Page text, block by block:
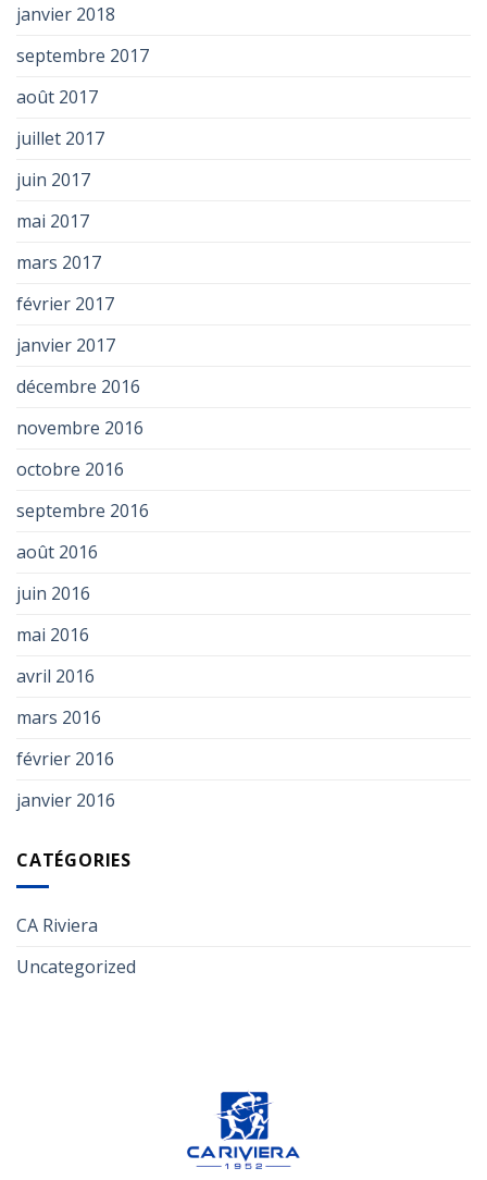
janvier 2018
septembre 2017
août 2017
juillet 2017
juin 2017
mai 2017
mars 2017
février 2017
janvier 2017
décembre 2016
novembre 2016
octobre 2016
septembre 2016
août 2016
juin 2016
mai 2016
avril 2016
mars 2016
février 2016
janvier 2016
CATÉGORIES
CA Riviera
Uncategorized